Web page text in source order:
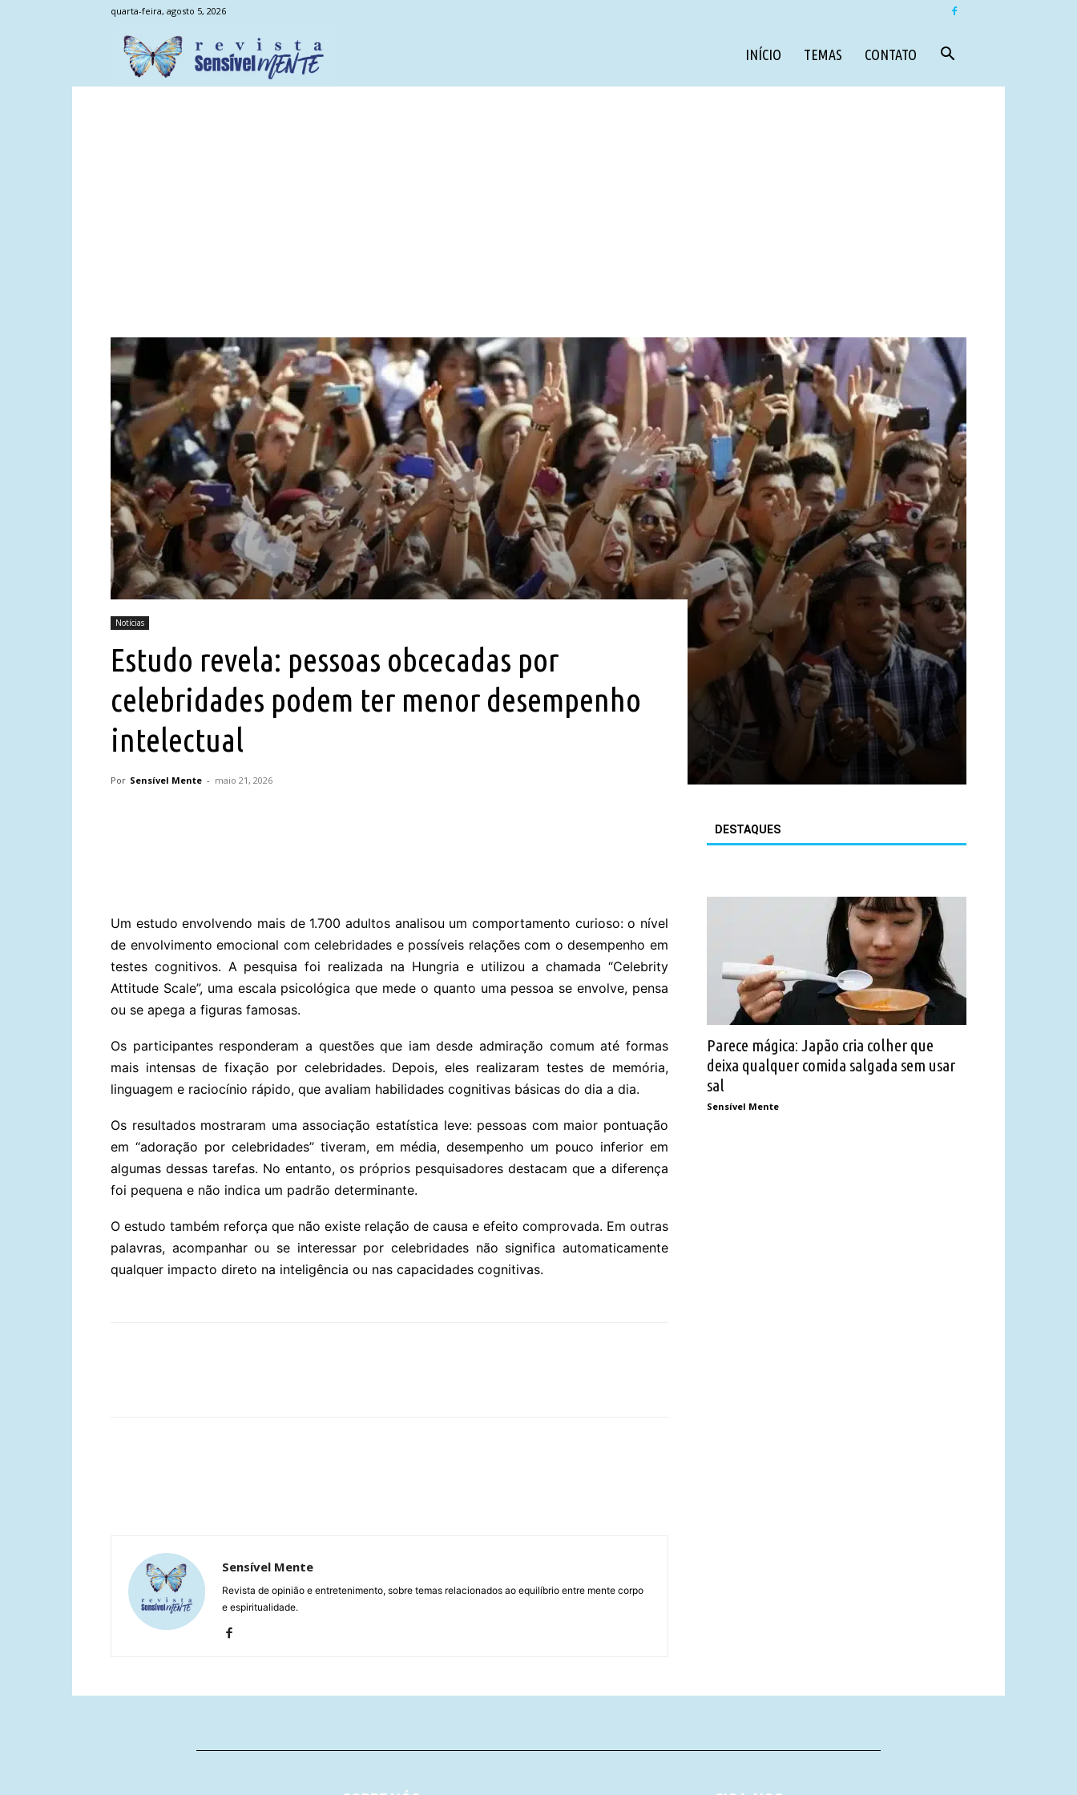
quarta-feira, agosto 5, 2026
INÍCIO TEMAS CONTATO
Notícias
Estudo revela: pessoas obcecadas por
celebridades podem ter menor desempenho
intelectual
Por Sensível Mente - maio 21, 2026
Um estudo envolvendo mais de 1.700 adultos analisou um comportamento curioso: o nível
de envolvimento emocional com celebridades e possíveis relações com o desempenho em
testes cognitivos. A pesquisa foi realizada na Hungria e utilizou a chamada “Celebrity
Attitude Scale”, uma escala psicológica que mede o quanto uma pessoa se envolve, pensa
ou se apega a figuras famosas.
Os participantes responderam a questões que iam desde admiração comum até formas
mais intensas de fixação por celebridades. Depois, eles realizaram testes de memória,
linguagem e raciocínio rápido, que avaliam habilidades cognitivas básicas do dia a dia.
Os resultados mostraram uma associação estatística leve: pessoas com maior pontuação
em “adoração por celebridades” tiveram, em média, desempenho um pouco inferior em
algumas dessas tarefas. No entanto, os próprios pesquisadores destacam que a diferença
foi pequena e não indica um padrão determinante.
O estudo também reforça que não existe relação de causa e efeito comprovada. Em outras
palavras, acompanhar ou se interessar por celebridades não significa automaticamente
qualquer impacto direto na inteligência ou nas capacidades cognitivas.
Sensível Mente
Revista de opinião e entretenimento, sobre temas relacionados ao equilíbrio entre mente corpo
e espiritualidade.
DESTAQUES
Parece mágica: Japão cria colher que
deixa qualquer comida salgada sem usar
sal
Sensível Mente